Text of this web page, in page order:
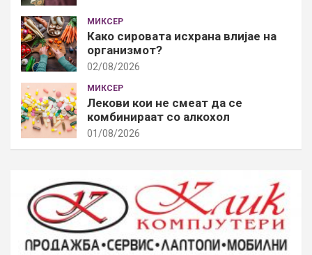
МИКСЕР
Како сировата исхрана влијае на
организмот?
02/08/2026
МИКСЕР
Лекови кои не смеат да се
комбинираат со алкохол
01/08/2026